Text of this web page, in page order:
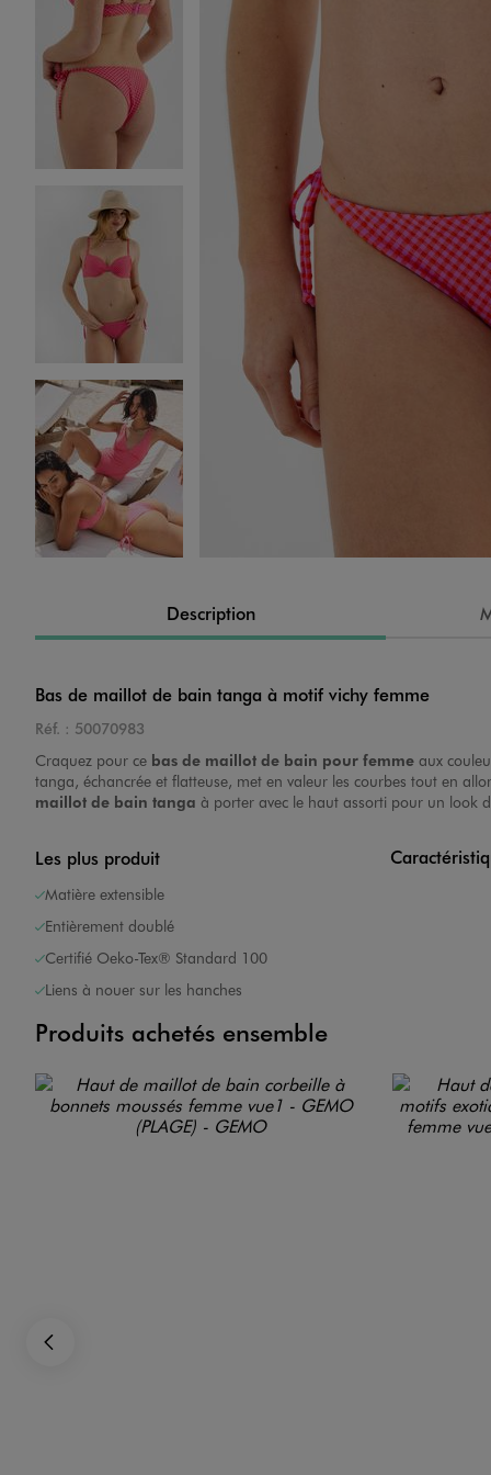
Description
Bas de maillot de bain tanga à motif vichy femme
Réf. : 50070983
Craquez pour ce bas de maillot de bain pour femme aux
tanga, échancrée et flatteuse, met en valeur les courbes tout en
maillot de bain tanga à porter avec le haut assorti pour un look
Les plus produit
Matière extensible
Entièrement doublé
Certifié Oeko-Tex® Standard 100
Liens à nouer sur les hanches
Produits achetés ensemble